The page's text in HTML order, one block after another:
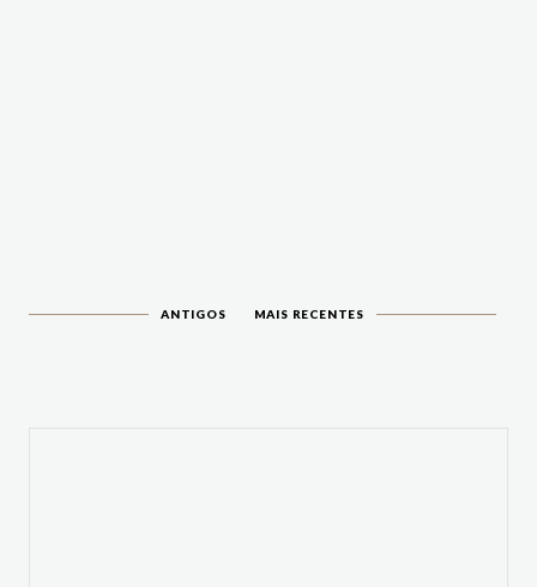
ANTIGOS MAIS RECENTES